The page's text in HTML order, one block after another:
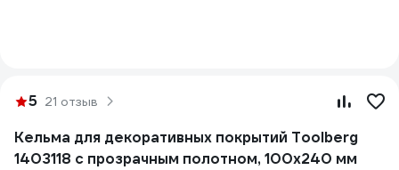
5 21 отзыв
Кельма для декоративных покрытий Toolberg
1403118 с прозрачным полотном, 100x240 мм